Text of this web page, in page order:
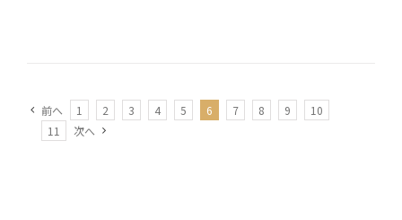
前へ 1 2 3 4 5 6 7 8 9
10
11
次へ